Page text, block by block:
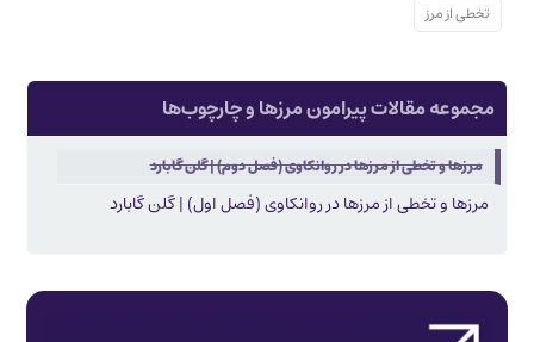
تخطی از مرز
مجموعه مقالات پیرامون مرزها و چارچوب‌ها
مرزها و تخطی از مرزها در روانکاوی (فصل دوم) | گلن گابارد
مرزها و تخطی از مرزها در روانکاوی (فصل اول) | گلن گابارد